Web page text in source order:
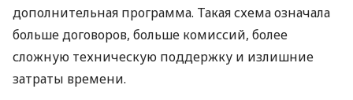
дополнительная программа. Такая схема означала
больше договоров, больше комиссий, более
сложную техническую поддержку и излишние
затраты времени.